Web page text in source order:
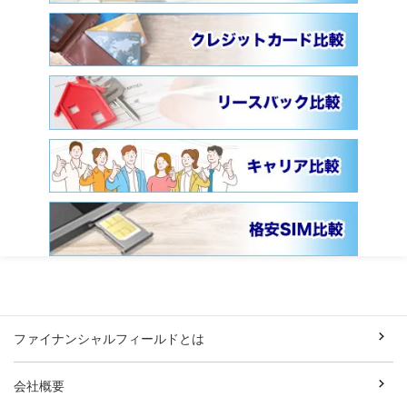
ファイナンシャルフィールドとは
会社概要